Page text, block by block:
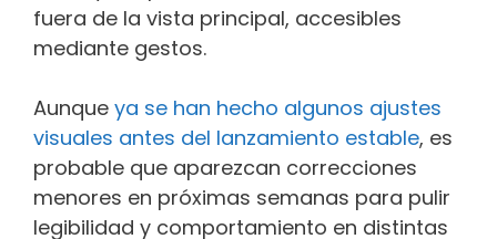
fuera de la vista principal, accesibles
mediante gestos.
Aunque ya se han hecho algunos ajustes
visuales antes del lanzamiento estable, es
probable que aparezcan correcciones
menores en próximas semanas para pulir
legibilidad y comportamiento en distintas